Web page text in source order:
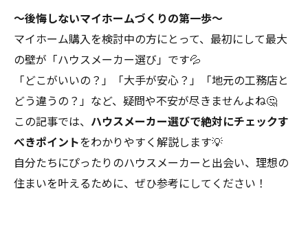
～後悔しないマイホームづくりの第一歩～
マイホーム購入を検討中の方にとって、最初にして最大
の壁が「ハウスメーカー選び」です💦
「どこがいいの？」「大手が安心？」「地元の工務店と
どう違うの？」など、疑問や不安が尽きませんよね🤔
この記事では、 ハウスメーカー選びで絶対にチェックす
べきポイントをわかりやすく解説します💡
自分たちにぴったりのハウスメーカーと出会い、理想の
住まいを叶えるために、ぜひ参考にしてください！